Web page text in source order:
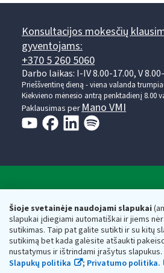
Šioje svetainėje naudojami slapukai
slapukai įdiegiami automatiškai ir jiems
sutikimas. Taip pat galite sutikti ir su kitų
sutikimą bet kada galėsite atšaukti
nustatymus ir ištrindami įrašytus
Slapukų politika
; Privatumo politika.
Konsultacijos mokesčių
gyventojams:
+370 5 260 5060
Darbo laikas: I-IV 8.00-17.00, V
Prieššventinę dieną - viena valanda
Kiekvieno mėnesio antrą penktadienį 8.00
Paklausimas perMano VMI
Valstybinė mokesčių
Respublikos finansų
Biudžetinė įstaiga. Juridinio asmens kodas
adresas: Vasario 16-osios g. 14, 01107
vmi@vmi.lt , E. pristatymo dėžutės adresas
Duomenys apie Valstybinę mokesčių
Respublikos finansų ministerijos kaupiami